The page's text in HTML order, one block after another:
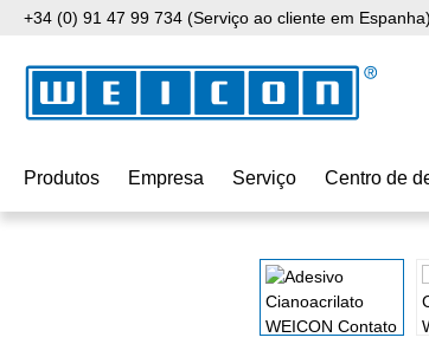
o conteúdo principal
Saltar para a pesquisa
Saltar para a navegação principal
+34 (0) 91 47 99 734 (Serviço ao cliente em Espanha)
Produtos Empresa Serviço Centro de